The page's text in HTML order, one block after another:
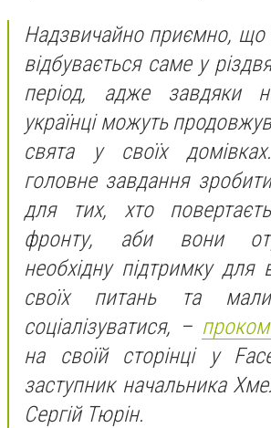
Надзвичайно приємно, що
відбувається саме у
період, адже завдяки
українці можуть
свята у своїх
головне завдання
для тих, хто
фронту, аби вони
необхідну підтримку для
своїх питань та
соціалізуватися, –
на своїй сторінці у
заступник начальника
Сергій Тюрін.